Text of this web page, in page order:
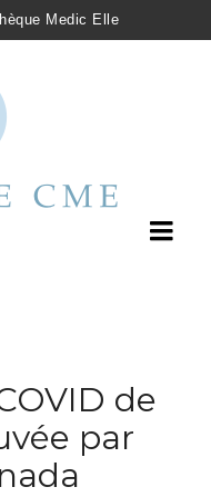
Medic Elle
de
par